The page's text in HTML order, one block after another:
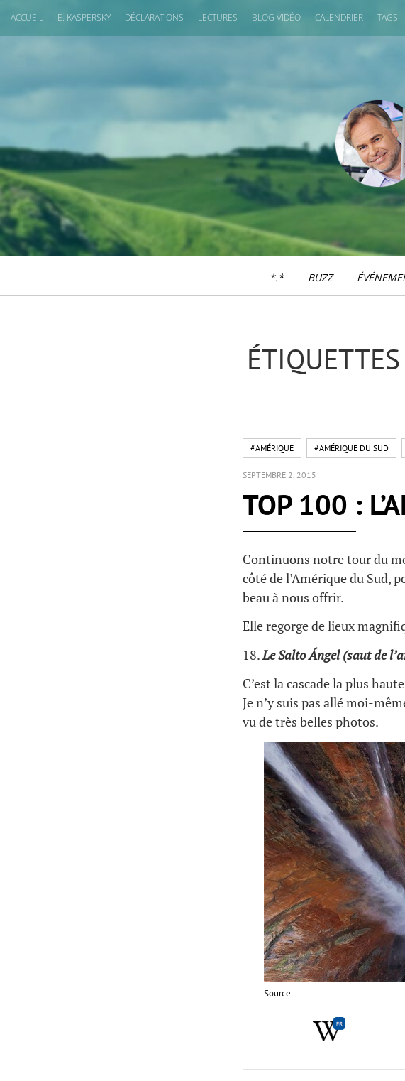
ACCUEIL E. KASPERSKY DÉCLARATIONS LECTURES BLOG VIDÉO CALENDRIER TAGS
*.* BUZZ
#AMÉRIQUE #AMÉRIQUE DU SUD
SEPTEMBRE 2, 2015
TOP 100 :
Continuons notre tour du
côté de l’Amérique du Sud,
beau à nous offrir.
Elle regorge de lieux
18.Le Salto Ángel (saut de
C’est la cascade la plus
Je n’y suis pas allé moi-
vu de très belles photos.
Source